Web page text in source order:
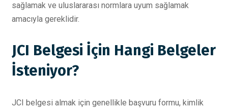
sağlamak ve uluslararası normlara uyum sağlamak
amacıyla gereklidir.
JCI Belgesi İçin Hangi Belgeler
İsteniyor?
JCI belgesi almak için genellikle başvuru formu, kimlik